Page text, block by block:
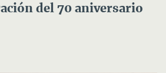
del 70 aniversario